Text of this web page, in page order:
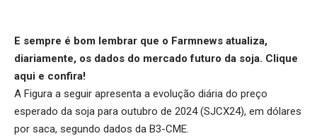
E sempre é bom lembrar que o Farmnews atualiza,
diariamente, os dados do mercado futuro da soja. Clique
aqui e confira!
A Figura a seguir apresenta a evolução diária do preço
esperado da soja para outubro de 2024 (SJCX24), em dólares
por saca, segundo dados da B3-CME.